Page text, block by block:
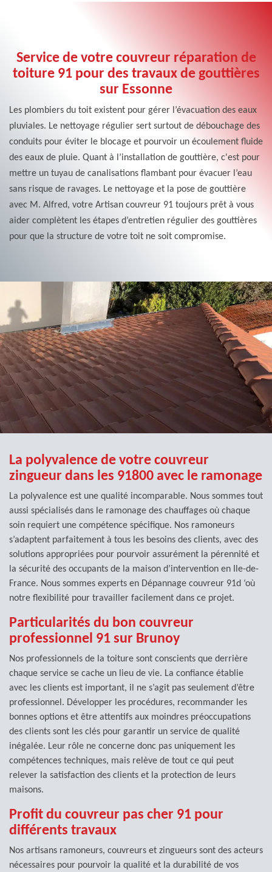
Service de votre couvreur réparation de
toiture 91 pour des travaux de gouttières
sur Essonne
Les plombiers du toit existent pour gérer l’évacuation des eaux
pluviales. Le nettoyage régulier sert surtout de débouchage des
conduits pour éviter le blocage et pourvoir un écoulement fluide
des eaux de pluie. Quant à l’installation de gouttière, c'est pour
mettre un tuyau de canalisations flambant pour évacuer l’eau
sans risque de ravages. Le nettoyage et la pose de gouttière
avec M. Alfred, votre Artisan couvreur 91 toujours prêt à vous
aider complètent les étapes d’entretien régulier des gouttières
pour que la structure de votre toit ne soit compromise.
La polyvalence de votre couvreur
zingueur dans les 91800 avec le ramonage
La polyvalence est une qualité incomparable. Nous sommes tout
aussi spécialisés dans le ramonage des chauffages où chaque
soin requiert une compétence spécifique. Nos ramoneurs
s’adaptent parfaitement à tous les besoins des clients, avec des
solutions appropriées pour pourvoir assurément la pérennité et
la sécurité des occupants de la maison d’intervention en Ile-de-
France. Nous sommes experts en Dépannage couvreur 91d ‘où
notre flexibilité pour travailler facilement dans ce projet.
Particularités du bon couvreur
professionnel 91 sur Brunoy
Nos professionnels de la toiture sont conscients que derrière
chaque service se cache un lieu de vie. La confiance établie
avec les clients est important, il ne s’agit pas seulement d’être
professionnel. Développer les procédures, recommander les
bonnes options et être attentifs aux moindres préoccupations
des clients sont les clés pour garantir un service de qualité
inégalée. Leur rôle ne concerne donc pas uniquement les
compétences techniques, mais relève de tout ce qui peut
relever la satisfaction des clients et la protection de leurs
maisons.
Profit du couvreur pas cher 91 pour
différents travaux
Nos artisans ramoneurs, couvreurs et zingueurs sont des acteurs
nécessaires pour pourvoir la qualité et la durabilité de vos